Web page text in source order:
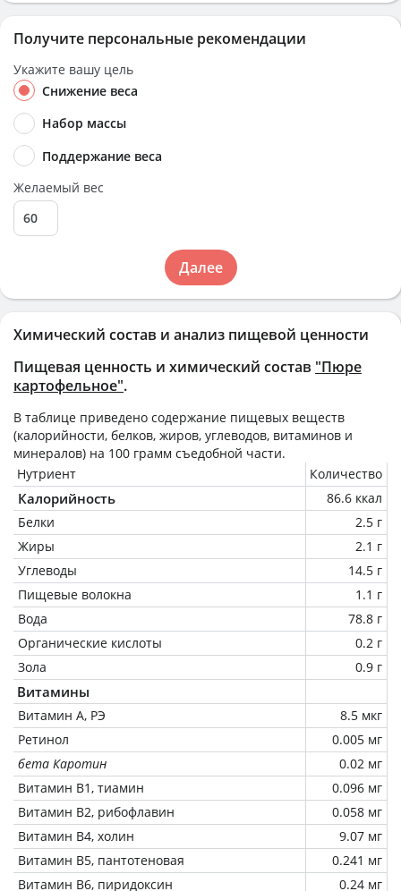
Химический состав и анализ пищевой ценности
Пищевая ценность и химический состав "Пюре
картофельное".
В таблице приведено содержание пищевых веществ
(калорийности, белков, жиров, углеводов, витаминов и
минералов) на 100 грамм съедобной части.
Нутриент
Количество
Калорийность
86.6 ккал
Белки
2.5 г
Жиры
2.1 г
Углеводы
14.5 г
Пищевые волокна
1.1 г
Вода
78.8 г
Органические кислоты
0.2 г
Зола
0.9 г
Витамины
Витамин А, РЭ
8.5 мкг
Ретинол
0.005 мг
бета Каротин
0.02 мг
Витамин В1, тиамин
0.096 мг
Витамин В2, рибофлавин
0.058 мг
Витамин В4, холин
9.07 мг
Витамин В5, пантотеновая
0.241 мг
Витамин В6, пиридоксин
0.24 мг
Получите персональные рекомендации
Укажите вашу цель
Снижение веса
Набор массы
Поддержание веса
Желаемый вес
Далее